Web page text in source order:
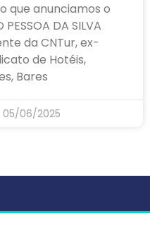
que anunciamos o
DA SILVA
da CNTur, ex-
de Hotéis,
Bares
05/06/2025